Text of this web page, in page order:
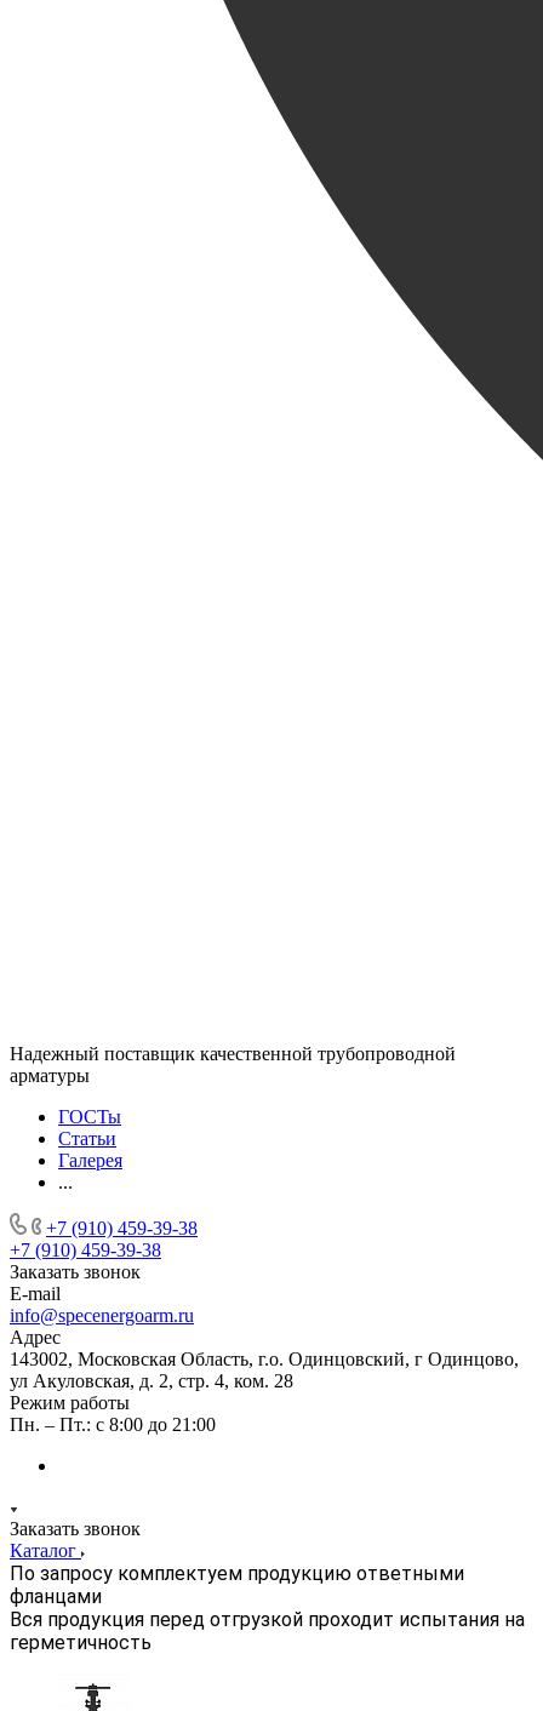
Надежный поставщик качественной трубопроводной
арматуры
ГОСТы
Статьи
Галерея
...
+7 (910) 459-39-38
+7 (910) 459-39-38
Заказать звонок
E-mail
info@specenergoarm.ru
Адрес
143002, Московская Область, г.о. Одинцовский, г Одинцово,
ул Акуловская, д. 2, стр. 4, ком. 28
Режим работы
Пн. – Пт.: с 8:00 до 21:00
Заказать звонок
Каталог
По запросу комплектуем продукцию ответными
фланцами
Вся продукция перед отгрузкой проходит испытания на
герметичность